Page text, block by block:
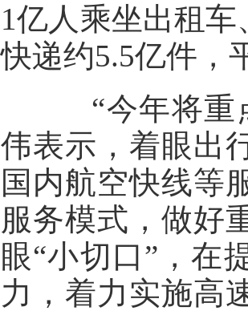
1亿人乘坐出租
快递约5.5亿件，
“今年将重点
伟表示，着眼出
国内航空快线等
服务模式，做好
眼“小切口”，在
力，着力实施高